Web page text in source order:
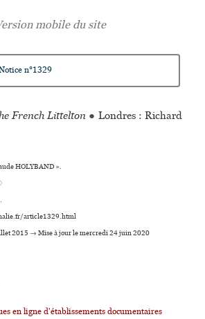
n°1329
French Littelton ● Londres : Richard
HOLYBAND ».
article1329.html
2015 → Mise à jour le mercredi 24 juin 2020
en ligne d'établissements documentaires